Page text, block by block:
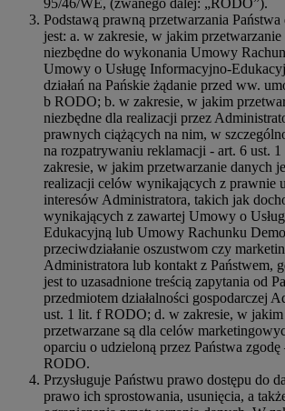
Podstawą prawną przetwarzania
jest: a. w zakresie, w jakim przetwarzanie
niezbędne do wykonania Umowy
Umowy o Usługę Informacyjno-
działań na Pańskie żądanie przed ww.
b RODO; b. w zakresie, w jakim
niezbędne dla realizacji przez
prawnych ciążących na nim, w
na rozpatrywaniu reklamacji - art. 6 ust.
zakresie, w jakim przetwarzanie danych
realizacji celów wynikających z prawnie
interesów Administratora, takich jak
wynikających z zawartej Umowy o
Edukacyjną lub Umowy Rachunku
przeciwdziałanie oszustwom czy
Administratora lub kontakt z Państwem,
jest to uzasadnione treścią zapytania od
przedmiotem działalności gospodarczej
ust. 1 lit. f RODO; d. w zakresie, w jakim
przetwarzane są dla celów
oparciu o udzieloną przez Państwa
RODO.
Przysługuje Państwu prawo dostępu do
prawo ich sprostowania, usunięcia, a